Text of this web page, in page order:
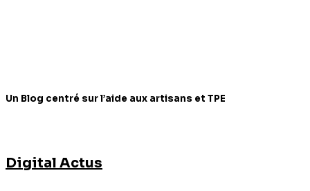
Un Blog centré sur l’aide aux artisans et TPE
Digital Actus